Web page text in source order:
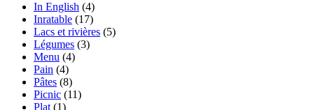
In English (4)
Inratable (17)
Lacs et rivières (5)
Légumes (3)
Menu (4)
Pain (4)
Pâtes (8)
Picnic (11)
Plat (1)